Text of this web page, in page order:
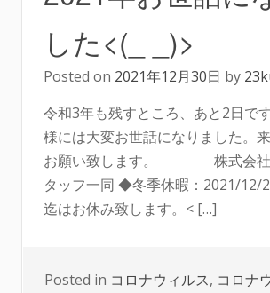
した<(_ _)>
Posted on 2021年12月30日 by
令和3年も残すところ、あと2日で
様には大変お世話になりました。
お願い致します。 株式会社
タッフ一同 ◆冬季休暇：2021/12/
迄はお休み致します。< […]
Posted in コロナウィルス, コロナ